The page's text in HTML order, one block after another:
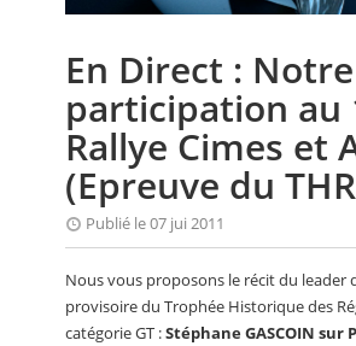
VIDEO
ANNUAIRES
PETITES ANNONCES
En Direct : Notre
participation au
Rallye Cimes et
(Epreuve du
Publié le 07 jui 2011
Nous vous proposons le récit du leader
provisoire du Trophée Historique des
catégorie GT :Stéphane GASCOIN sur